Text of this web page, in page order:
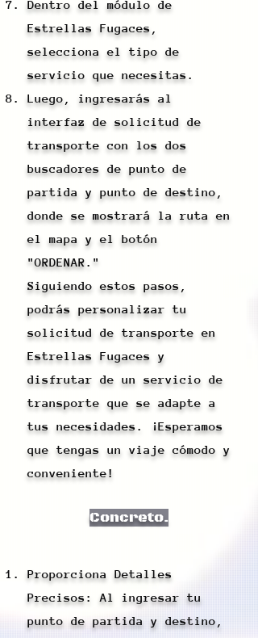
Dentro del módulo de
Estrellas Fugaces,
selecciona el tipo de
servicio que necesitas.
Luego, ingresarás al
interfaz de solicitud de
transporte con los dos
buscadores de punto de
partida y punto de destino,
donde se mostrará la ruta en
el mapa y el botón
"ORDENAR."
Siguiendo estos pasos,
podrás personalizar tu
solicitud de transporte en
Estrellas Fugaces y
disfrutar de un servicio de
transporte que se adapte a
tus necesidades. ¡Esperamos
que tengas un viaje cómodo y
conveniente!
Concreto.
Proporciona Detalles
Precisos: Al ingresar tu
punto de partida y destino,